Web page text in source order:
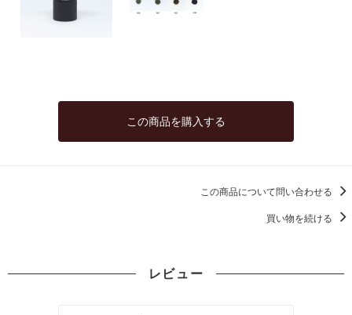
この商品を購入する
この商品について問い合わせる
買い物を続ける
レビュー